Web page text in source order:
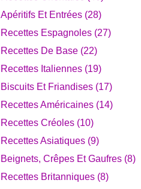
Apéritifs Et Entrées (28)
Recettes Espagnoles (27)
Recettes De Base (22)
Recettes Italiennes (19)
Biscuits Et Friandises (17)
Recettes Américaines (14)
Recettes Créoles (10)
Recettes Asiatiques (9)
Beignets, Crêpes Et Gaufres (8)
Recettes Britanniques (8)